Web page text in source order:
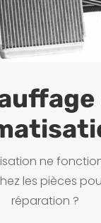
ne
les pièces
réparation ?